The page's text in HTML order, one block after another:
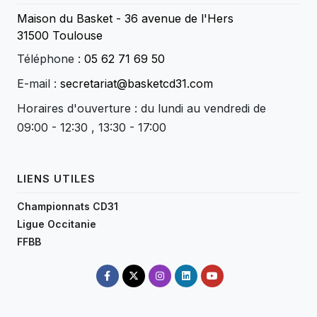
Maison du Basket - 36 avenue de l'Hers
31500 Toulouse
Téléphone : 05 62 71 69 50
E-mail : secretariat@basketcd31.com
Horaires d'ouverture : du lundi au vendredi de
09:00 - 12:30 , 13:30 - 17:00
LIENS UTILES
Championnats CD31
Ligue Occitanie
FFBB